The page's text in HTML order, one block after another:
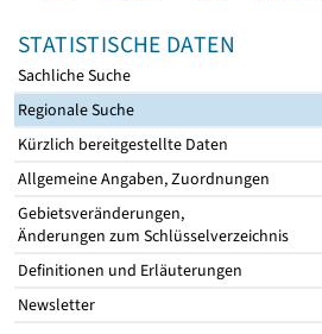
STATISTISCHE DATEN
Sachliche Suche
Regionale Suche
Kürzlich bereitgestellte Daten
Allgemeine Angaben, Zuordnungen
Gebietsveränderungen,
Änderungen zum Schlüsselverzeichnis
Definitionen und Erläuterungen
Newsletter